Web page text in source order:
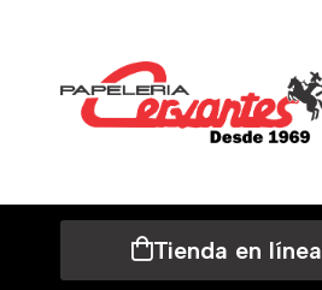
Tienda en línea